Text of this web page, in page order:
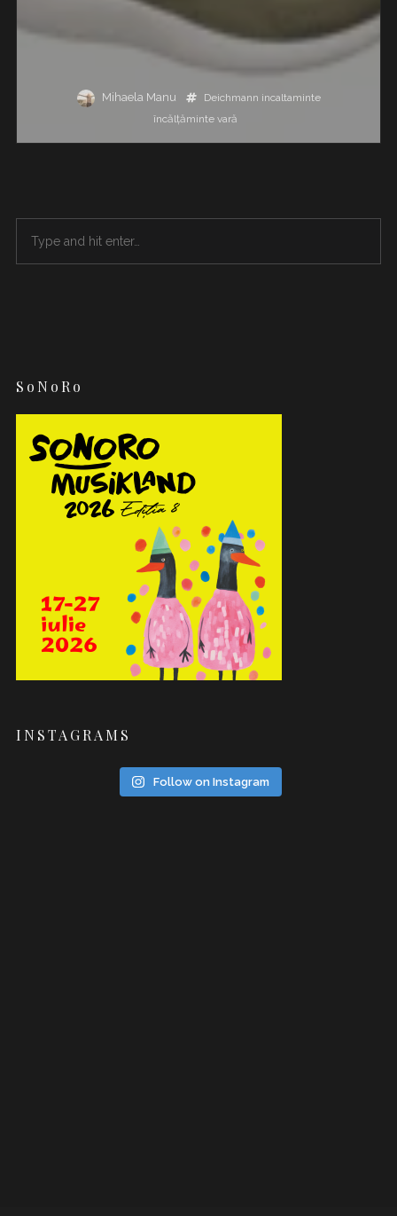
Mihaela Manu Deichmann incaltaminte
încălțăminte vară
SoNoRo
INSTAGRAMS
Follow on Instagram